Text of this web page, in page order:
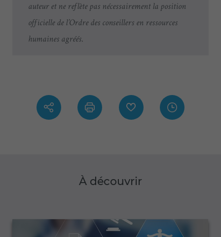
auteur et ne reflète pas nécessairement la position
officielle de l’Ordre des conseillers en ressources
humaines agréés.
À découvrir